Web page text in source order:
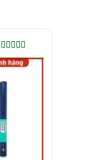
Được xếp
hạng5.00